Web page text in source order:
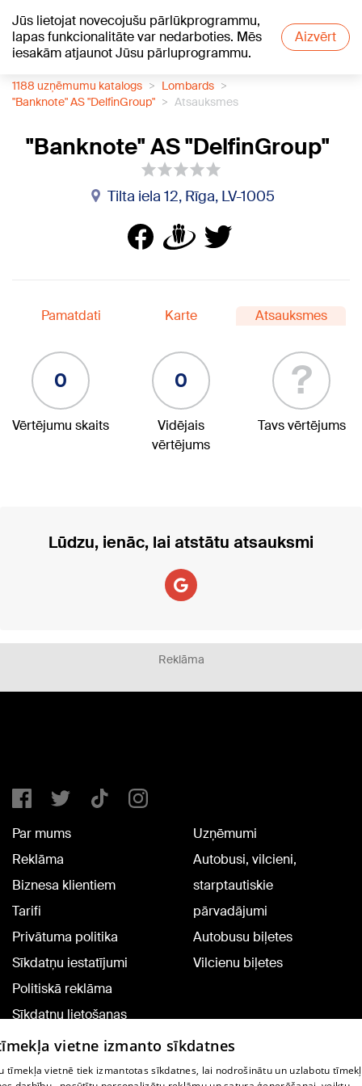
Jūs lietojat novecojušu pārlūkprogrammu,
lapas funkcionalitāte var nedarboties. Mēs
iesakām atjaunot Jūsu pārluprogrammu.
Aizvērt
+15°C
1188 uzņēmumu katalogs
Lombards
"Banknote" AS "DelfinGroup"
Atsauksmes
"Banknote" AS "DelfinGroup"
Tilta iela 12, Rīga, LV-1005
Pamatdati Karte Atsauksmes
0
Vērtējumu skaits
0
Vidējais
vērtējums
?
Tavs vērtējums
Lūdzu, ienāc, lai atstātu atsauksmi
Reklāma
Par mums
Reklāma
Biznesa klientiem
Tarifi
Privātuma politika
Sīkdatņu iestatījumi
Politiskā reklāma
Sīkdatņu lietošanas
noteikumi
Komentāru pievienošana
Uzņēmumi
Autobusi, vilcieni,
starptautiskie
pārvadājumi
Autobusu biļetes
Vilcienu biļetes
vietne izmanto sīkdatnes
tīmekļa vietnē tiek izmantotas sīkdatnes, lai nodrošinātu un uzlabotu